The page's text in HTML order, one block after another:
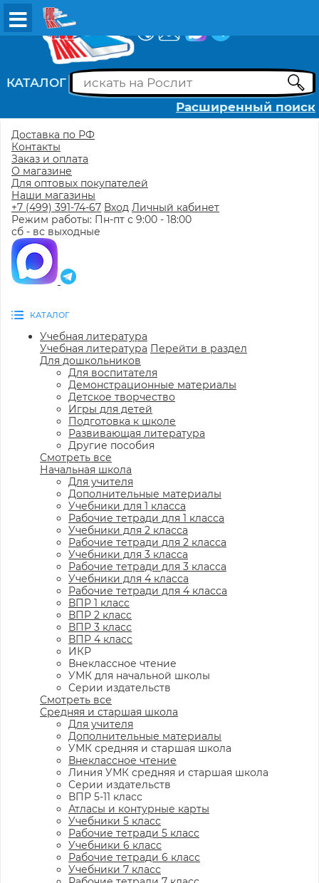
КАТАЛОГ
Расширенный поиск
Доставка по РФ
Контакты
Заказ и оплата
О магазине
Для оптовых покупателей
Наши магазины
+7 (499) 391-74-67 Вход Личный кабинет
Режим работы: Пн-пт с 9:00 - 18:00
сб - вс выходные
КАТАЛОГ
Учебная литература
Учебная литература Перейти в раздел
Для дошкольников
Для воспитателя
Демонстрационные материалы
Детское творчество
Игры для детей
Подготовка к школе
Развивающая литература
Другие пособия
Смотреть все
Начальная школа
Для учителя
Дополнительные материалы
Учебники для 1 класса
Рабочие тетради для 1 класса
Учебники для 2 класса
Рабочие тетради для 2 класса
Учебники для 3 класса
Рабочие тетради для 3 класса
Учебники для 4 класса
Рабочие тетради для 4 класса
ВПР 1 класс
ВПР 2 класс
ВПР 3 класс
ВПР 4 класс
ИКР
Внеклассное чтение
УМК для начальной школы
Серии издательств
Смотреть все
Средняя и старшая школа
Для учителя
Дополнительные материалы
УМК средняя и старшая школа
Внеклассное чтение
Линия УМК средняя и старшая школа
Серии издательств
ВПР 5-11 класс
Атласы и контурные карты
Учебники 5 класс
Рабочие тетради 5 класс
Учебники 6 класс
Рабочие тетради 6 класс
Учебники 7 класс